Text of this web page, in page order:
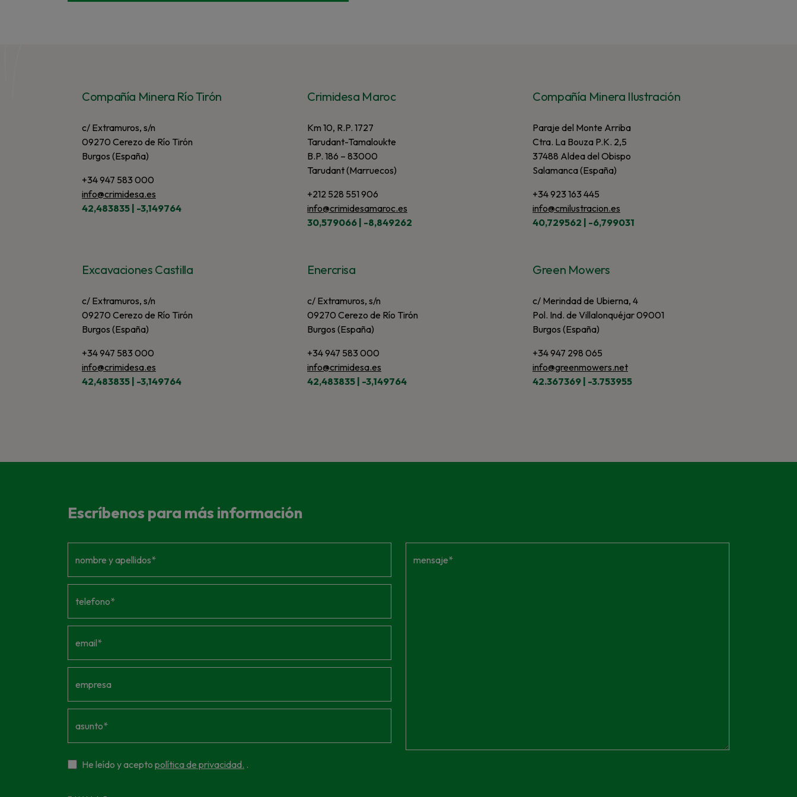
Compañía Minera Río Tirón
c/ Extramuros, s/n
09270 Cerezo de Río Tirón
Burgos (España)
+34 947 583 000
info@crimidesa.es
42,483835 | -3,149764
Crimidesa Maroc
Km 10, R.P. 1727
Tarudant-Tamaloukte
B.P. 186 – 83000
Tarudant (Marruecos)
+212 528 551 906
info@crimidesamaroc.es
30,579066 | -8,849262
Compañía Minera Ilustración
Paraje del Monte Arriba
Ctra. La Bouza P.K. 2,5
37488 Aldea del Obispo
Salamanca (España)
+34 923 163 445
info@cmilustracion.es
40,729562 | -6,799031
Excavaciones Castilla
c/ Extramuros, s/n
09270 Cerezo de Río Tirón
Burgos (España)
+34 947 583 000
info@crimidesa.es
42,483835 | -3,149764
Enercrisa
c/ Extramuros, s/n
09270 Cerezo de Río Tirón
Burgos (España)
+34 947 583 000
info@crimidesa.es
42,483835 | -3,149764
Green Mowers
c/ Merindad de Ubierna, 4
Pol. Ind. de Villalonquéjar 09001
Burgos (España)
+34 947 298 065
info@greenmowers.net
42.367369 | -3.753955
Escríbenos para más información
nombre y apellidos*
telefono*
email*
empresa
asunto*
mensaje*
He leído y acepto política de privacidad. .